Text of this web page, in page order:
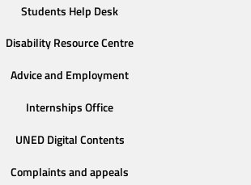
Students Help Desk
Disability Resource Centre
Advice and Employment
Internships Office
UNED Digital Contents
Complaints and appeals